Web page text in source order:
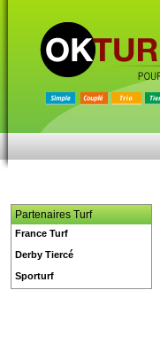
Partenaires Turf
France Turf
Derby Tiercé
Sporturf